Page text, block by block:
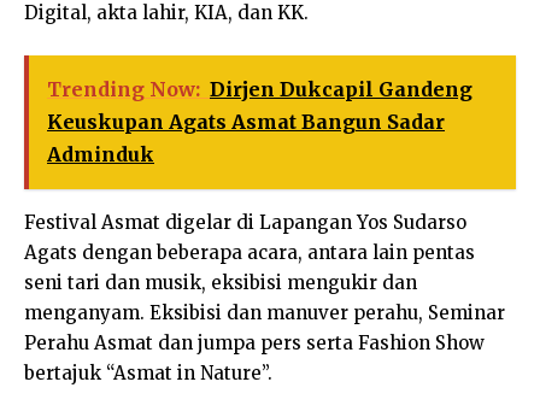
Digital, akta lahir, KIA, dan KK.
Trending Now: Dirjen Dukcapil Gandeng
Keuskupan Agats Asmat Bangun Sadar
Adminduk
Festival Asmat digelar di Lapangan Yos Sudarso
Agats dengan beberapa acara, antara lain pentas
seni tari dan musik, eksibisi mengukir dan
menganyam. Eksibisi dan manuver perahu, Seminar
Perahu Asmat dan jumpa pers serta Fashion Show
bertajuk “Asmat in Nature”.